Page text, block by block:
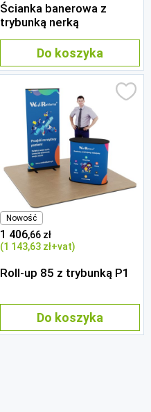
Ścianka banerowa z
trybunką nerką
Do koszyka
Nowość
1 406,66 zł
(1 143,63 zł+vat)
Roll-up 85 z trybunką P1
Do koszyka